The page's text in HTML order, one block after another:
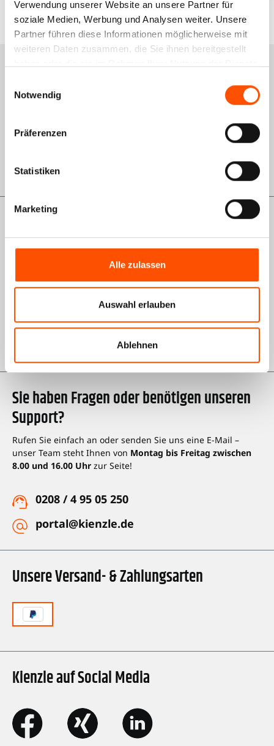
Verwendung unserer Website an unsere Partner für
soziale Medien, Werbung und Analysen weiter. Unsere
Partner führen diese Informationen möglicherweise mit
weiteren Daten zusammen, die Sie ihnen bereitgestellt
Notwendig
Präferenzen
Statistiken
Marketing
Alle zulassen
Auswahl erlauben
Ablehnen
Services
Schulungsportal
GWL-Antrag VDO
Über uns
Datenschutz
Kienzle auf Social Media
Unsere Versand- & Zahlungsarten
Sie haben Fragen oder benötigen unseren
Support?
Rufen Sie einfach an oder senden Sie uns eine E-Mail –
unser Team steht Ihnen von Montag bis Freitag zwischen
8.00 und 16.00 Uhr zur Seite!
0208 / 4 95 05 250
portal@kienzle.de